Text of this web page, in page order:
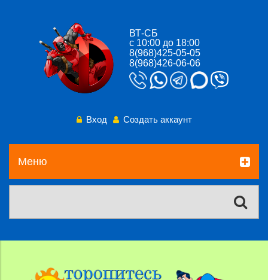
ВТ-СБ
с 10:00 до 18:00
8(968)425-05-05
8(968)426-06-06
Вход Создать аккаунт
Меню